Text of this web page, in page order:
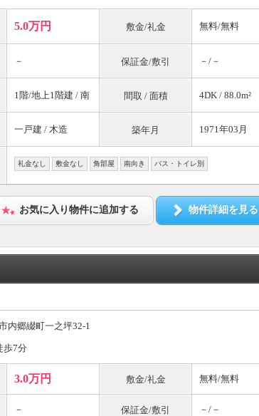
5.0万円 敷金/礼金 無料/無料
－ 保証金/敷引 －/－
1階/地上1階建 / 南 間取 / 面積 4DK / 88.0m²
一戸建 / 木造 築年月 1971年03月
礼金なし 敷金なし 角部屋 南向き バス・トイレ別
お気に入り物件に追加する 物件詳細を見る
内郷綴町一之坪32-1
歩7分
3.0万円 敷金/礼金 無料/無料
－ 保証金/敷引 －/－